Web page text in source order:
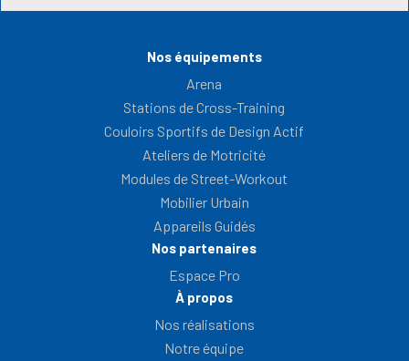
Nos équipements
Arena
Stations de Cross-Training
Couloirs Sportifs de Design Actif
Ateliers de Motricité
Modules de Street-Workout
Mobilier Urbain
Appareils Guidés
Nos partenaires
Espace Pro
À propos
Nos réalisations
Notre équipe